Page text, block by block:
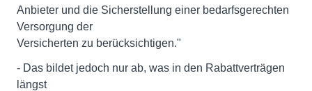
Anbieter und die Sicherstellung einer bedarfsgerechten
Versorgung der
Versicherten zu berücksichtigen."
- Das bildet jedoch nur ab, was in den Rabattverträgen
längst